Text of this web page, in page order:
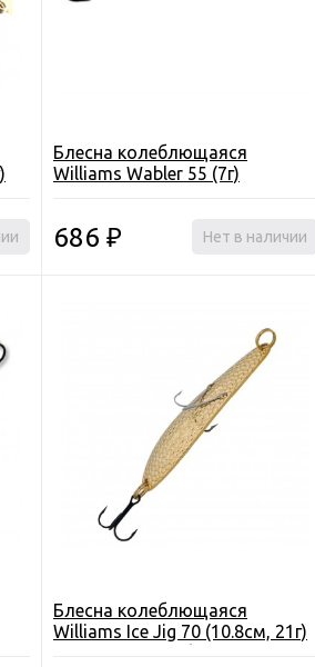
Блесна колеблющаяся
Williams Wabler 55 (7г)
686 ₽ Нет в наличии
Блесна колеблющаяся
Williams Ice Jig 70 (10.8см, 21г)